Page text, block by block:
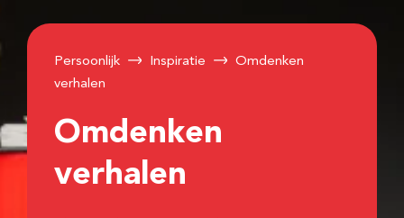
Persoonlijk Inspiratie
Omdenken
verhalen
Omdenken
verhalen